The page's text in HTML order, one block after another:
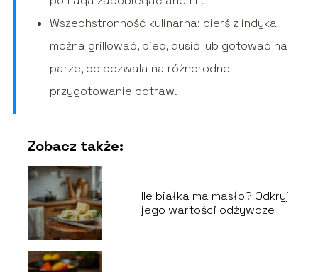
Wszechstronność kulinarna: pierś z indyka
można grillować, piec, dusić lub gotować na
parze, co pozwala na różnorodne
przygotowanie potraw.
Zobacz także:
Ile białka ma masło? Odkryj
jego wartości odżywcze